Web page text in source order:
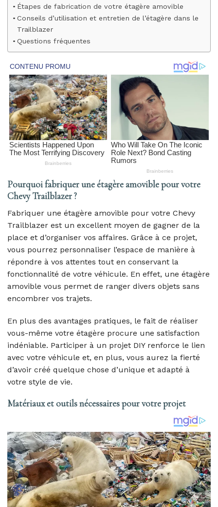
Étapes de fabrication de votre étagère amovible
Conseils d’utilisation et entretien de l’étagère dans le
Trailblazer
Questions fréquentes
Pourquoi fabriquer une étagère amovible pour votre
Chevy Trailblazer ?
Fabriquer une étagère amovible pour votre Chevy
Trailblazer est un excellent moyen de gagner de la
place et d’organiser vos affaires. Grâce à ce projet,
vous pourrez personnaliser l’espace de manière à
répondre à vos attentes tout en conservant la
fonctionnalité de votre véhicule. En effet, une étagère
amovible vous permet de ranger divers objets sans
encombrer vos trajets.
En plus des avantages pratiques, le fait de réaliser
vous-même votre étagère procure une satisfaction
indéniable. Participer à un projet DIY renforce le lien
avec votre véhicule et, en plus, vous aurez la fierté
d’avoir créé quelque chose d’unique et adapté à
votre style de vie.
Matériaux et outils nécessaires pour votre projet